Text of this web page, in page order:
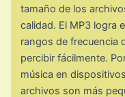
tamaño de los
calidad. El MP3 logra
rangos de frecuencia
percibir fácilmente.
música en
archivos son más